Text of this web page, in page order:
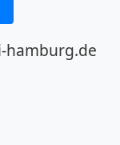
hamburg.de